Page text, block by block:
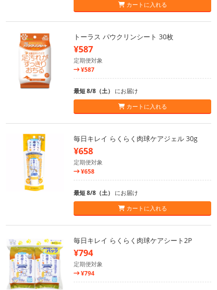
カートに入れる
トーラス パウクリンシート 30枚
¥587
定期便対象
¥587
最短 8/8（土） にお届け
カートに入れる
毎日キレイ らくらく肉球ケアジェル 30g
¥658
定期便対象
¥658
最短 8/8（土） にお届け
カートに入れる
毎日キレイ らくらく肉球ケアシート2P
¥794
定期便対象
¥794